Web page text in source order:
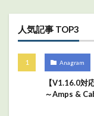
人気記事 TOP3
Anagram
【V1.16.0対
～Amps &